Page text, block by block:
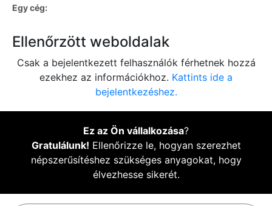
Egy cég:
Ellenőrzött weboldalak
Csak a bejelentkezett felhasználók férhetnek hozzá
ezekhez az információkhoz. Kattints ide a
bejelentkezéshez.
Ez az Ön vállalkozása?
Gratulálunk! Ellenőrizze le, hogyan szerezhet
népszerűsítéshez szükséges anyagokat, hogy
élvezhesse sikerét.